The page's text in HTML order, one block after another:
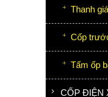
Thanh
Cốp
Tấm ốp
CỐP ĐIỆN